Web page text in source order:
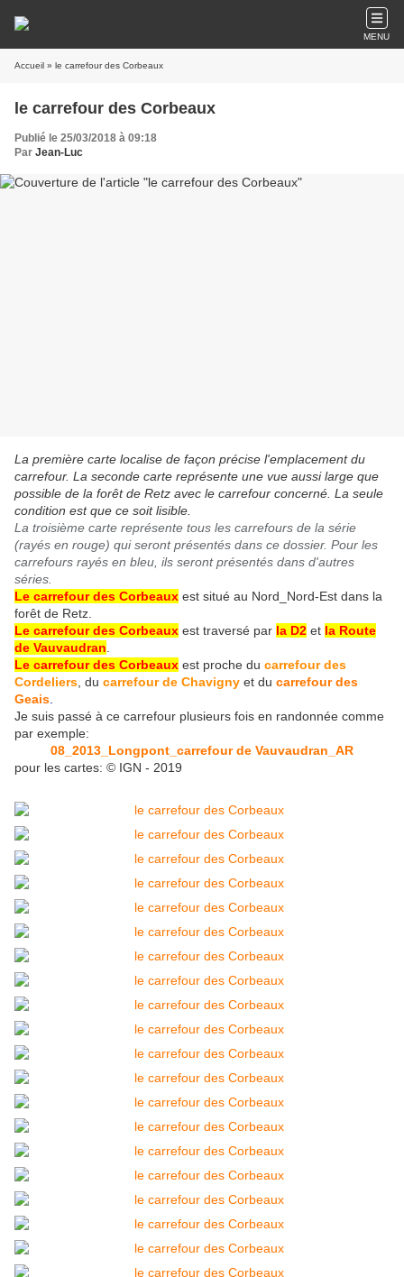
MENU
Accueil » le carrefour des Corbeaux
le carrefour des Corbeaux
Publié le 25/03/2018 à 09:18
Par Jean-Luc
La première carte localise de façon précise l'emplacement du
carrefour. La seconde carte représente une vue aussi large que
possible de la forêt de Retz avec le carrefour concerné. La seule
condition est que ce soit lisible.
La troisième carte représente tous les carrefours de la série
(rayés en rouge) qui seront présentés dans ce dossier. Pour les
carrefours rayés en bleu, ils seront présentés dans d'autres
séries.
Le carrefour des Corbeaux est situé au Nord_Nord-Est dans la
forêt de Retz.
Le carrefour des Corbeaux est traversé par la D2 et la Route
de Vauvaudran
Le carrefour des Corbeaux est proche du carrefour des
Cordeliers , du carrefour de Chavigny et du carrefour des
Geais
Je suis passé à ce carrefour plusieurs fois en randonnée comme
par exemple:
08_2013_Longpont_carrefour de Vauvaudran_AR
pour les cartes: © IGN - 2019